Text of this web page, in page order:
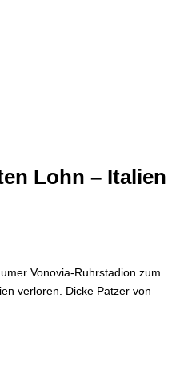
Lohn – Italien
Vonovia-Ruhrstadion zum
verloren. Dicke Patzer von